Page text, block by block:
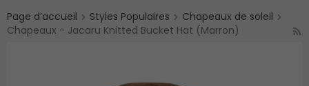
Page d’accueil Styles Populaires
Chapeaux de soleil
Chapeaux - Jacaru Knitted Bucket Hat (Marron)